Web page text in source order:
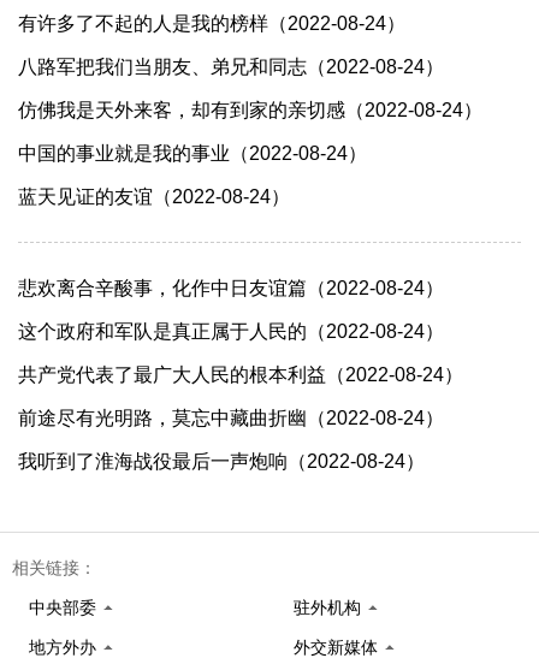
有许多了不起的人是我的榜样（2022-08-24）
八路军把我们当朋友、弟兄和同志（2022-08-24）
仿佛我是天外来客，却有到家的亲切感（2022-08-24）
中国的事业就是我的事业（2022-08-24）
蓝天见证的友谊（2022-08-24）
​悲欢离合辛酸事，化作中日友谊篇（2022-08-24）
这个政府和军队是真正属于人民的（2022-08-24）
​共产党代表了最广大人民的根本利益（2022-08-24）
前途尽有光明路，莫忘中藏曲折幽（2022-08-24）
​我听到了淮海战役最后一声炮响（2022-08-24）
相关链接：
中央部委 驻外机构
地方外办 外交新媒体